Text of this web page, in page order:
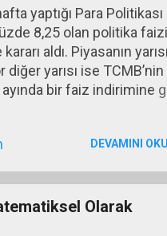
yaptığı Para
8,25 olan politika
aldı. Piyasanın
yarısı ise
bir faiz indirimine
bir faiz indirimiDEVAMINI
Olarak